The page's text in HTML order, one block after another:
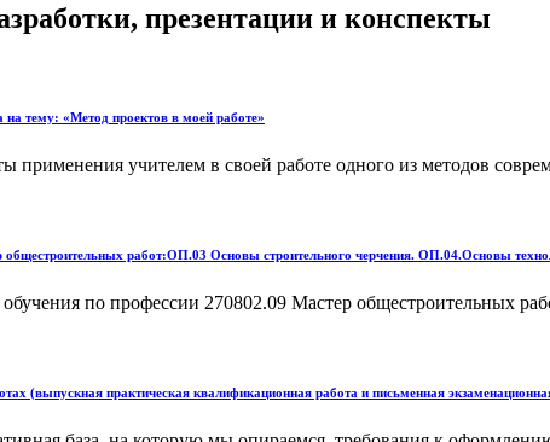
презентации и конспекты
на тему: «Метод проектов в моей работе»
применения учителем в своей работе одного из методов
работ:ОП.03 Основы строительного черчения. ОП.04.Основы
по профессии 270802.09 Мастер общестроительных
практическая квалификационная работа и письменная